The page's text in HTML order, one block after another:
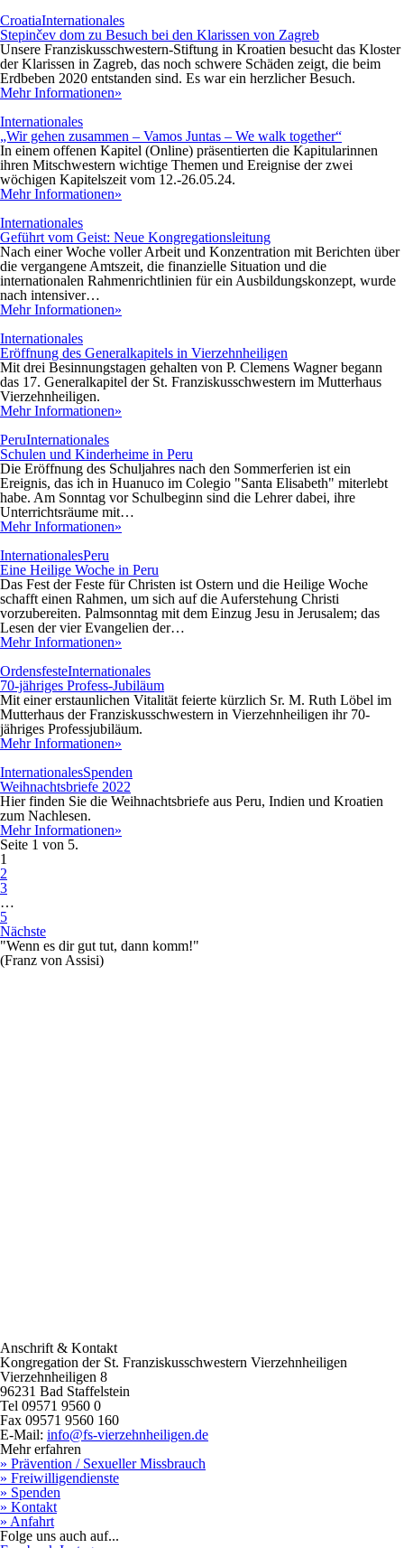
CroatiaInternationales
Stepinčev dom zu Besuch bei den Klarissen von Zagreb
Unsere Franziskusschwestern-Stiftung in Kroatien besucht das Kloster
der Klarissen in Zagreb, das noch schwere Schäden zeigt, die beim
Erdbeben 2020 entstanden sind. Es war ein herzlicher Besuch.
Mehr Informationen»
Internationales
„Wir gehen zusammen – Vamos Juntas – We walk together“
In einem offenen Kapitel (Online) präsentierten die Kapitularinnen
ihren Mitschwestern wichtige Themen und Ereignise der zwei
wöchigen Kapitelszeit vom 12.-26.05.24.
Mehr Informationen»
Internationales
Geführt vom Geist: Neue Kongregationsleitung
Nach einer Woche voller Arbeit und Konzentration mit Berichten über
die vergangene Amtszeit, die finanzielle Situation und die
internationalen Rahmenrichtlinien für ein Ausbildungskonzept, wurde
nach intensiver…
Mehr Informationen»
Internationales
Eröffnung des Generalkapitels in Vierzehnheiligen
Mit drei Besinnungstagen gehalten von P. Clemens Wagner begann
das 17. Generalkapitel der St. Franziskusschwestern im Mutterhaus
Vierzehnheiligen.
Mehr Informationen»
PeruInternationales
Schulen und Kinderheime in Peru
Die Eröffnung des Schuljahres nach den Sommerferien ist ein
Ereignis, das ich in Huanuco im Colegio "Santa Elisabeth" miterlebt
habe. Am Sonntag vor Schulbeginn sind die Lehrer dabei, ihre
Unterrichtsräume mit…
Mehr Informationen»
InternationalesPeru
Eine Heilige Woche in Peru
Das Fest der Feste für Christen ist Ostern und die Heilige Woche
schafft einen Rahmen, um sich auf die Auferstehung Christi
vorzubereiten. Palmsonntag mit dem Einzug Jesu in Jerusalem; das
Lesen der vier Evangelien der…
Mehr Informationen»
OrdensfesteInternationales
70-jähriges Profess-Jubiläum
Mit einer erstaunlichen Vitalität feierte kürzlich Sr. M. Ruth Löbel im
Mutterhaus der Franziskusschwestern in Vierzehnheiligen ihr 70-
jähriges Professjubiläum.
Mehr Informationen»
InternationalesSpenden
Weihnachtsbriefe 2022
Hier finden Sie die Weihnachtsbriefe aus Peru, Indien und Kroatien
zum Nachlesen.
Mehr Informationen»
Seite 1 von 5.
1
2
3
…
5
Nächste
"Wenn es dir gut tut, dann komm!"
(Franz von Assisi)
Anschrift & Kontakt
Kongregation der St. Franziskusschwestern Vierzehnheiligen
Vierzehnheiligen 8
96231 Bad Staffelstein
Tel 09571 9560 0
Fax 09571 9560 160
E-Mail: info@fs-vierzehnheiligen.de
Mehr erfahren
» Prävention / Sexueller Missbrauch
» Freiwilligendienste
» Spenden
» Kontakt
» Anfahrt
Folge uns auch auf...